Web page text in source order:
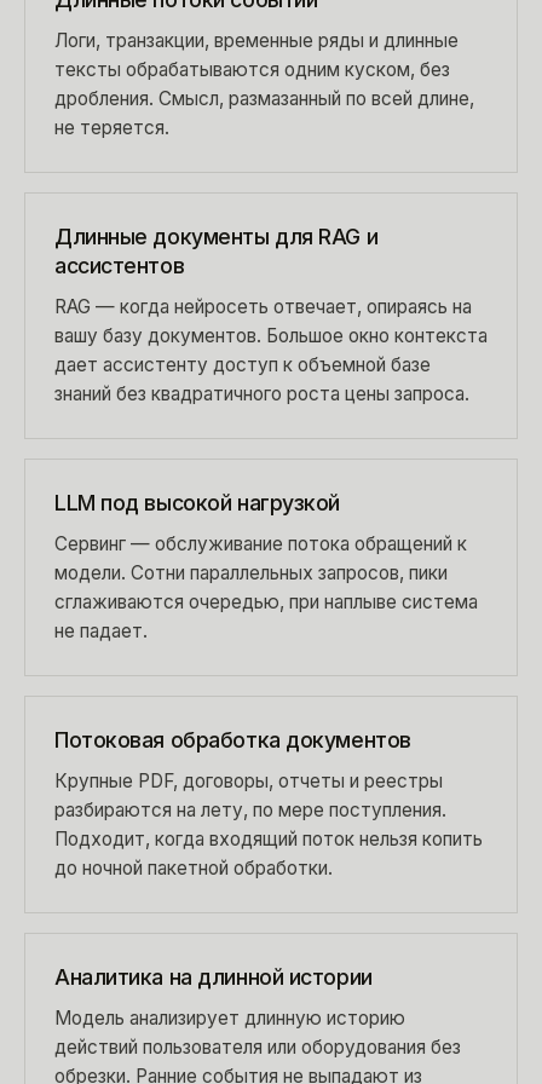
Логи, транзакции, временные ряды и длинные
тексты обрабатываются одним куском, без
дробления. Смысл, размазанный по всей длине,
не теряется.
Длинные документы для RAG и
ассистентов
RAG — когда нейросеть отвечает, опираясь на
вашу базу документов. Большое окно контекста
дает ассистенту доступ к объемной базе
знаний без квадратичного роста цены запроса.
LLM под высокой нагрузкой
Сервинг — обслуживание потока обращений к
модели. Сотни параллельных запросов, пики
сглаживаются очередью, при наплыве система
не падает.
Потоковая обработка документов
Крупные PDF, договоры, отчеты и реестры
разбираются на лету, по мере поступления.
Подходит, когда входящий поток нельзя копить
до ночной пакетной обработки.
Аналитика на длинной истории
Модель анализирует длинную историю
действий пользователя или оборудования без
обрезки. Ранние события не выпадают из